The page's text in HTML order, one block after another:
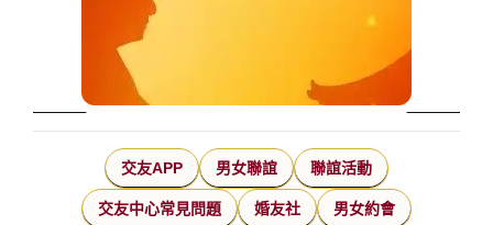
交友APP 男女聯誼 聯誼活動
交友中心常見問題 婚友社 男女約會